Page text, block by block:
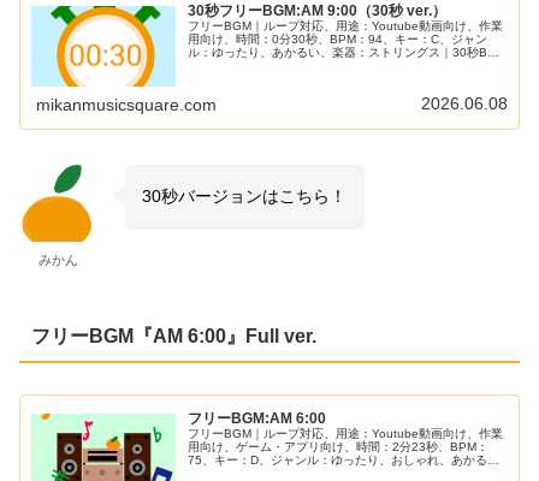
30秒フリーBGM:AM 9:00（30秒 ver.）
フリーBGM｜ループ対応、用途：Youtube動画向け、作業
用向け、時間：0分30秒、BPM：94、キー：C、ジャン
ル：ゆったり、あかるい、楽器：ストリングス｜30秒BGM
mikanmusicsquare.com 2026.06.08
みかん
30秒バージョンはこちら！
フリーBGM『AM 6:00』Full ver.
フリーBGM:AM 6:00
フリーBGM｜ループ対応、用途：Youtube動画向け、作業
用向け、ゲーム・アプリ向け、時間：2分23秒、BPM：
75、キー：D、ジャンル：ゆったり、おしゃれ、あかる